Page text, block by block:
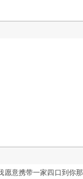
愿意携带一家四口到你那